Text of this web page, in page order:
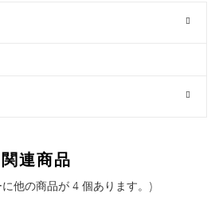
関連商品
他の商品が 4 個あります。)